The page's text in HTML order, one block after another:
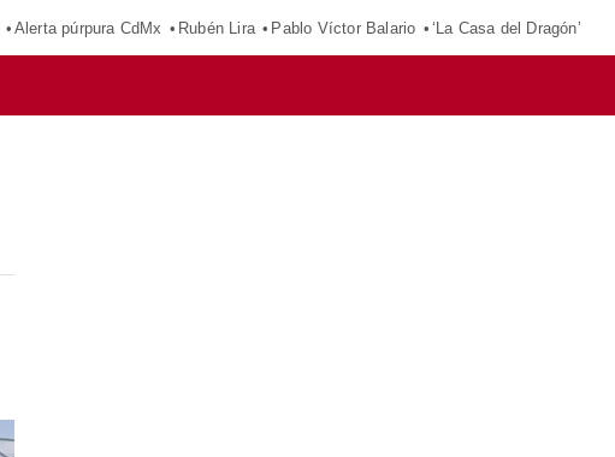
Alerta púrpura CdMx Rubén Lira Pablo Víctor Balario ‘La Casa del Dragón’